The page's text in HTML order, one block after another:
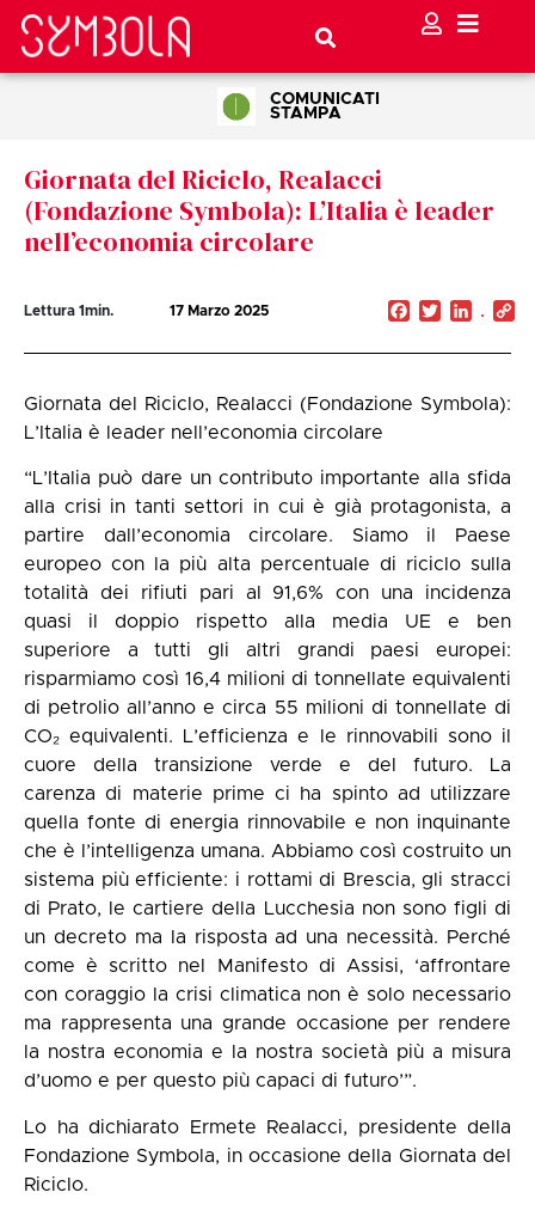
COMUNICATI
STAMPA
Giornata del Riciclo, Realacci
(Fondazione Symbola): L’Italia è leader
nell’economia circolare
Lettura 1min. 17 Marzo 2025 Facebook
Twitter
Giornata del Riciclo, Realacci (Fondazione Symbola):
L’Italia è leader nell’economia circolare
“L’Italia può dare un contributo importante alla sfida
alla crisi in tanti settori in cui è già protagonista, a
partire dall’economia circolare. Siamo il Paese
europeo con la più alta percentuale di riciclo sulla
totalità dei rifiuti pari al 91,6% con una incidenza
quasi il doppio rispetto alla media UE e ben
superiore a tutti gli altri grandi paesi europei:
risparmiamo così 16,4 milioni di tonnellate equivalenti
di petrolio all’anno e circa 55 milioni di tonnellate di
CO₂ equivalenti. L’efficienza e le rinnovabili sono il
cuore della transizione verde e del futuro. La
carenza di materie prime ci ha spinto ad utilizzare
quella fonte di energia rinnovabile e non inquinante
che è l’intelligenza umana. Abbiamo così costruito un
sistema più efficiente: i rottami di Brescia, gli stracci
di Prato, le cartiere della Lucchesia non sono figli di
un decreto ma la risposta ad una necessità. Perché
come è scritto nel Manifesto di Assisi, ‘affrontare
con coraggio la crisi climatica non è solo necessario
ma rappresenta una grande occasione per rendere
la nostra economia e la nostra società più a misura
d’uomo e per questo più capaci di futuro’”.
Lo ha dichiarato Ermete Realacci, presidente della
Fondazione Symbola, in occasione della Giornata del
Riciclo.